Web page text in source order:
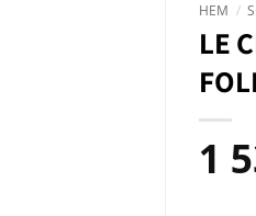
HEM /
LE
1